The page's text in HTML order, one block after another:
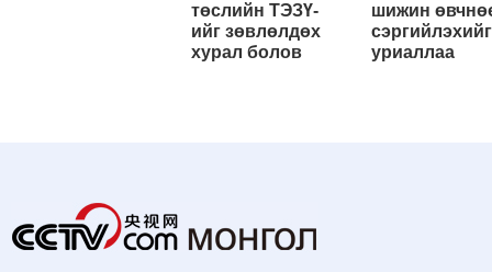
төслийн ТЭЗҮ-
ийг зөвлөлдөх
хурал болов
шижин
сэргийлэхийг
уриаллаа